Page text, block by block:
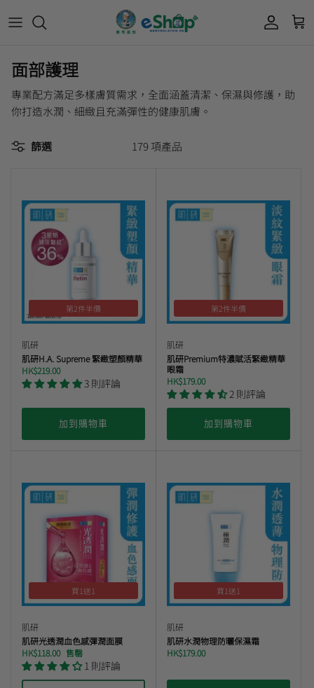
所有產品
面部護理
身體護理
頭髮護理
所有產品
護膚用品
個人護理用品
保健產品
Mentholatum
Labo
品牌歷史及企業宗旨
為消費者提供潤唇膏、男士護膚、女士護膚、
防曬、抗痘等護膚品、50惠養髮及樂敦眼藥水
藥品等產品，以滿足香港不同消費者的需要。
按此細看品牌故事
曼秀雷敦
Acnes 優惠券
Oxy 優惠券
肌研極潤保濕冰感霜優惠券
會員獎賞計劃
積分兌換獎賞教學
🎊會員快閃優惠💌
最新限定🔥
50惠 優惠
肌研 Hada Labo 優惠
短期貨特價區
面部護理
專業配方滿足多樣膚質需求，全面涵蓋清潔、保濕與修護，助
你打造水潤、細緻且充滿彈性的健康肌膚。
篩選 179 項產品
第2件半價
肌研
肌研H.A. Supreme 緊緻塑顏精華
HK$219.00
3 則評論
加到購物車
第2件半價
肌研
肌研Premium特濃賦活緊緻精華
眼霜
HK$179.00
2 則評論
加到購物車
買1送1
肌研
肌研光透潤血色感彈潤面膜
HK$118.00 售罄
1 則評論
買1送1
肌研
肌研水潤物理防曬保濕霜
HK$179.00